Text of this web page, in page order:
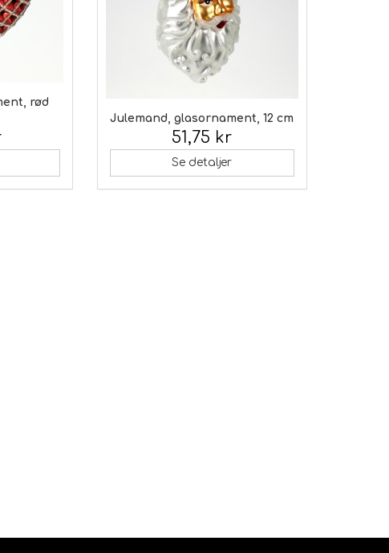
rød
Julemand, glasornament, 12 cm
51,75 kr
Se detaljer